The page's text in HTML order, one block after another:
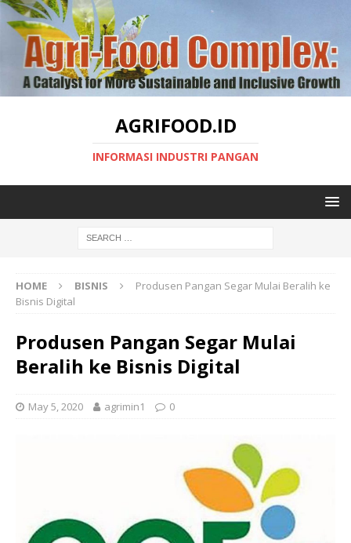
AGRIFOOD.ID
INFORMASI INDUSTRI PANGAN
HOME BISNIS
Produsen Pangan Segar Mulai Beralih ke
Bisnis Digital
Produsen Pangan Segar Mulai
Beralih ke Bisnis Digital
May 5, 2020 agrimin1 0